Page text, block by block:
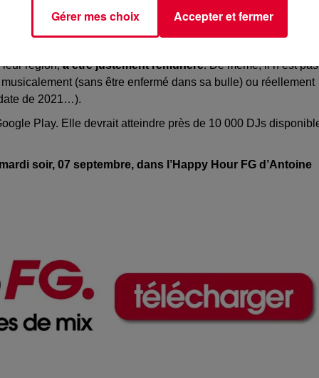
200€ à 3000€ les 90 minutes - permet à la fois d’être
si on veut garder une scène électro vivace.
leur région,à être justement rémunéré. De même, il n’est pas
(sans être enfermé dans sa bulle) ou réellement
de 2021…).
Play. Elle devrait atteindre près de 10 000 DJs
soir, 07 septembre, dans l’Happy Hour FG d’Antoine
Gérer mes choix Accepter et fermer